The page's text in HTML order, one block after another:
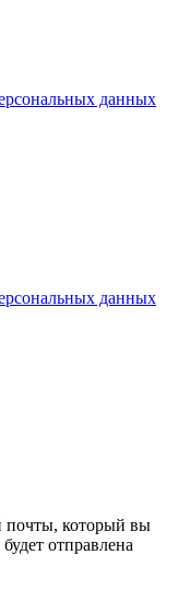
данных
данных
почты, который вы
отправлена